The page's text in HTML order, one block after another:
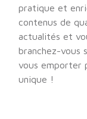
pratique et
contenus de
actualités et
branchez-vous
vous emporter
unique !